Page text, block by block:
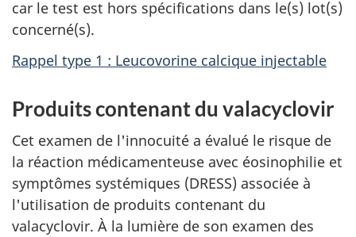
car le test est hors spécifications dans le(s) lot(s)
concerné(s).
Rappel type 1 : Leucovorine calcique injectable
Produits contenant du valacyclovir
Cet examen de l'innocuité a évalué le risque de
la réaction médicamenteuse avec éosinophilie et
symptômes systémiques (DRESS) associée à
l'utilisation de produits contenant du
valacyclovir. À la lumière de son examen des